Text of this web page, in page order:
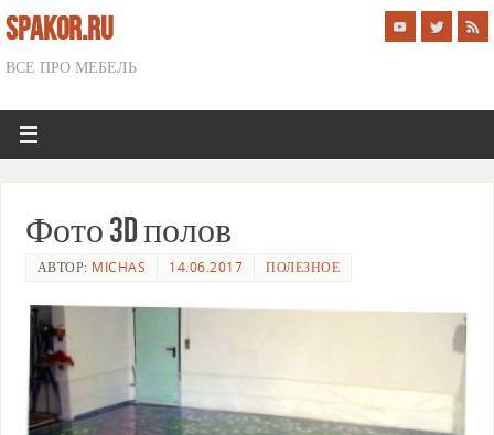
SPAKOR.RU
ВСЕ ПРО МЕБЕЛЬ
Фото 3D полов
АВТОР: MICHAS 14.06.2017 ПОЛЕЗНОЕ